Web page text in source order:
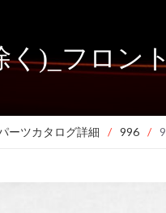
く)_フロン
ーツカタログ詳細 / 996 /